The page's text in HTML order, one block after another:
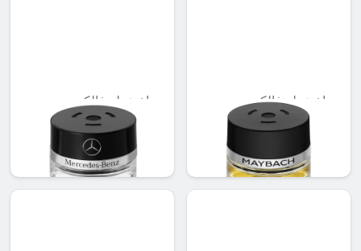
بخاخ عطر فالكون،
أجروود مود
AED 721.35
بخاخ عطر فالكون،
DAYBREAK MOOD
AED 548.10